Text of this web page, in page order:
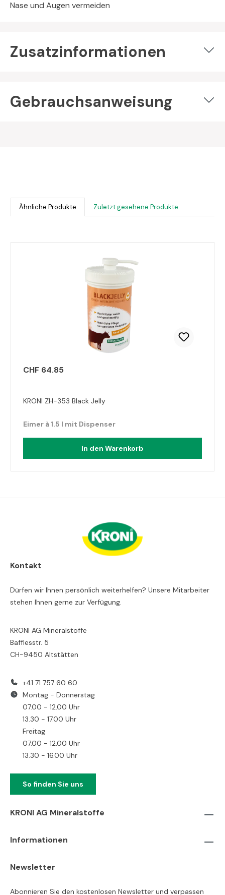
Nase und Augen vermeiden
Zusatzinformationen
Gebrauchsanweisung
Ähnliche Produkte Zuletzt gesehene Produkte
CHF 64.85
KRONI ZH-353 Black Jelly
Eimer à 1.5 l mit Dispenser
In den Warenkorb
Kontakt
Dürfen wir Ihnen persönlich weiterhelfen? Unsere Mitarbeiter
stehen Ihnen gerne zur Verfügung.
KRONI AG Mineralstoffe
Bafflesstr. 5
CH-9450 Altstätten
+41 71 757 60 60
Montag - Donnerstag
07.00 - 12.00 Uhr
13.30 - 17.00 Uhr
Freitag
07.00 - 12.00 Uhr
13.30 - 16.00 Uhr
So finden Sie uns
KRONI AG Mineralstoffe
Informationen
Newsletter
Abonnieren Sie den kostenlosen Newsletter und verpassen